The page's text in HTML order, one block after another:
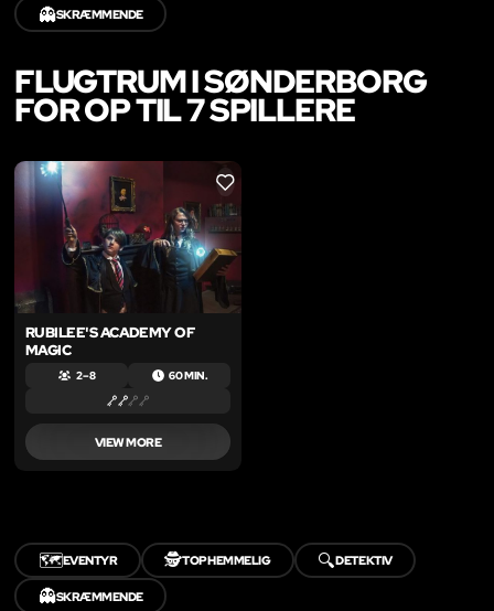
👻SKRÆMMENDE
FLUGTRUM I SØNDERBORG
FOR OP TIL 7 SPILLERE
LIKE
RUBILEE'S ACADEMY OF
MAGIC
2 – 8 60 MIN.
VIEW MORE
🗺️EVENTYR 🕵️TOPHEMMELIG 🔍DETEKTIV
👻SKRÆMMENDE